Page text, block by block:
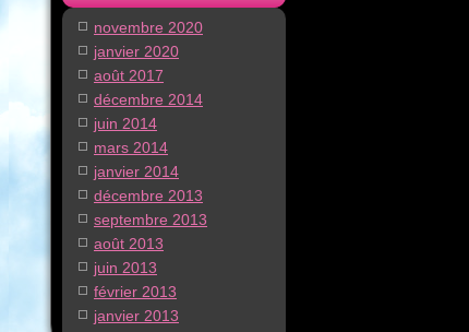
novembre 2020
janvier 2020
août 2017
décembre 2014
juin 2014
mars 2014
janvier 2014
décembre 2013
septembre 2013
août 2013
juin 2013
février 2013
janvier 2013